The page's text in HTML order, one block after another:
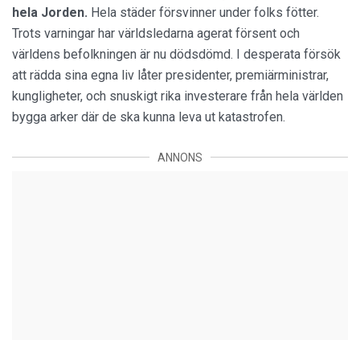
hela Jorden. Hela städer försvinner under folks fötter.
Trots varningar har världsledarna agerat försent och
världens befolkningen är nu dödsdömd. I desperata försök
att rädda sina egna liv låter presidenter, premiärministrar,
kungligheter, och snuskigt rika investerare från hela världen
bygga arker där de ska kunna leva ut katastrofen.
ANNONS